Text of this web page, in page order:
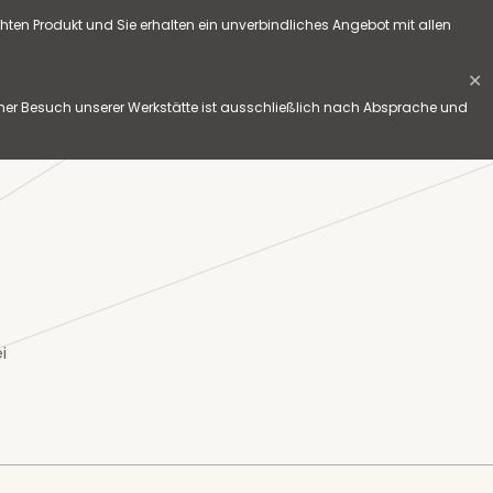
Produkt und Sie erhalten ein unverbindliches Angebot mit allen
Besuch unserer Werkstätte ist ausschließlich nach Absprache und
✕